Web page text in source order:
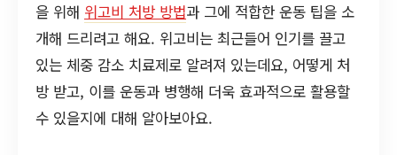
을 위해 위고비 처방 방법과 그에 적합한 운동 팁을 소
개해 드리려고 해요. 위고비는 최근들어 인기를 끌고
있는 체중 감소 치료제로 알려져 있는데요, 어떻게 처
방 받고, 이를 운동과 병행해 더욱 효과적으로 활용할
수 있을지에 대해 알아보아요.